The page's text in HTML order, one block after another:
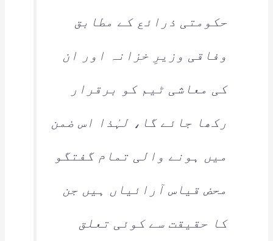
حکومتی ذرائع کے مطابق
وفاقی وزیرِ خزانہ اور ان
کی معاشی ٹیم کو برقرار
رکھا جائے گا، لہٰذا اس ضمن
میں ہونے والی تمام گفتگو
محض قیاس آرائیاں ہیں جن
کا حقیقت سے کوئی تعلق